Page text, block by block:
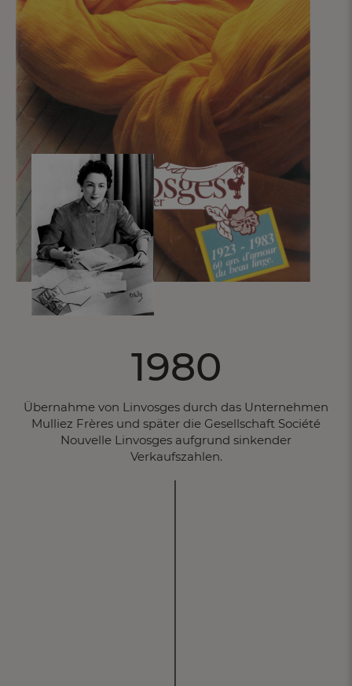
1980
Übernahme von Linvosges durch das Unternehmen
Mulliez Frères und später die Gesellschaft Société
Nouvelle Linvosges aufgrund sinkender
Verkaufszahlen.